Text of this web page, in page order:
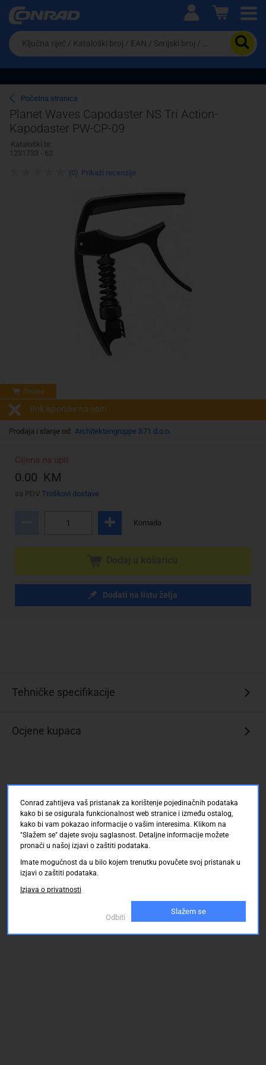
Ova postavka prilagođava asortiman proizvoda i
cijene vašim potrebama.
Pravno lice
Da
biste
potražili
proizvod,
unesite
ključnu
riječ,
kataloški
broj,
EAN
ili
Početna stranica
Planet Waves Capodaster NS Tri Action-
Kapodaster PW-CP-09
Kataloški br:
1231733 - 62
Online
Rok isporuke na upit!
Prodaja i slanje od: Architektengruppe S71 d.o.o.
Cijena na upit
0.00 KM
sa PDV Troškovi dostave
Komada
Dodati na listu želja
(0) Prikaži recenzije
Tehničke specifikacije
Ocjene kupaca
Conrad zahtijeva vaš pristanak za korištenje pojedinačnih podataka
kako bi se osigurala funkcionalnost web stranice i između ostalog,
kako bi vam pokazao informacije o vašim interesima. Klikom na
"Slažem se" dajete svoju saglasnost. Detaljne informacije možete
pronaći u našoj izjavi o zaštiti podataka.
Imate mogućnost da u bilo kojem trenutku povučete svoj pristanak u
izjavi o zaštiti podataka.
Izjava o privatnosti
Odbiti
Slažem se